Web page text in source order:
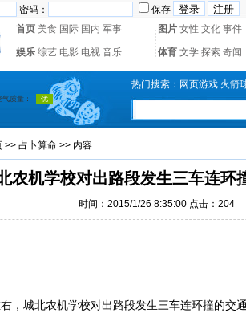
密码：
保存
首页 美食 国际 国内 军事 图片 女性 文化 事件
娱乐 综艺 电影 电视 音乐 体育 文学 探索 奇闻
热门搜索： 网页游戏 火箭
>> 占卜算命 >> 内容
农机学校对出路段发生三车连环
时间：2015/1/26 8:35:00 点击： 204
城北农机学校对出路段发生三车连环撞的交